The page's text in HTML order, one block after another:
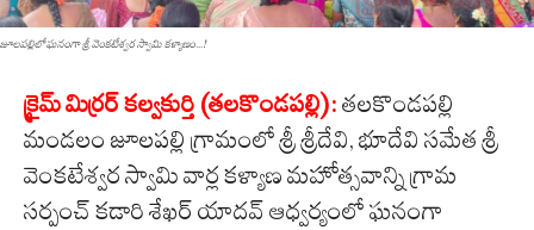
జూలపల్లిలో ఘనంగా శ్రీ వెంకటేశ్వర స్వామి కళ్యాణం...!
క్రైమ్ మిర్రర్ కల్వకుర్తి (తలకొండపల్లి): తలకొండపల్లి
మండలం జూలపల్లి గ్రామంలో శ్రీ శ్రీదేవి, భూదేవి సమేత శ్రీ
వెంకటేశ్వర స్వామి వార్ల కళ్యాణ మహోత్సవాన్ని గ్రామ
సర్పంచ్ కడారి శేఖర్ యాదవ్ ఆధ్వర్యంలో ఘనంగా